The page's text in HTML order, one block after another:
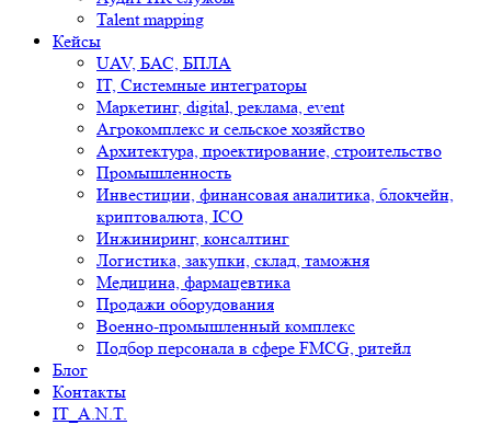
Talent mapping
Кейсы
UAV, БАС, БПЛА
IT, Системные интеграторы
Маркетинг, digital, реклама, event
Агрокомплекс и сельское хозяйство
Архитектура, проектирование, строительство
Промышленность
Инвестиции, финансовая аналитика, блокчейн,
криптовалюта, ICO
Инжиниринг, консалтинг
Логистика, закупки, склад, таможня
Медицина, фармацевтика
Продажи оборудования
Военно-промышленный комплекс
Подбор персонала в сфере FMCG, ритейл
Блог
Контакты
IT_A.N.T.